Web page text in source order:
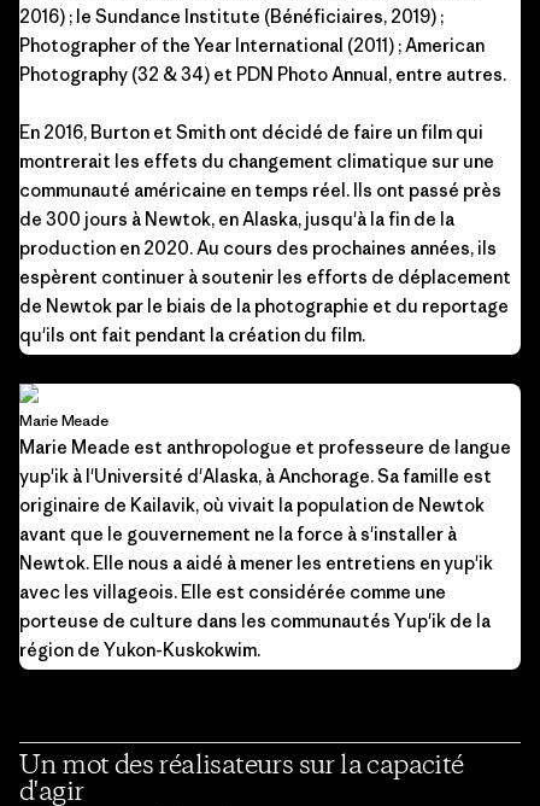
2016) ; le Sundance Institute (Bénéficiaires, 2019) ;
Photographer of the Year International (2011) ; American
Photography (32 & 34) et PDN Photo Annual, entre autres.
En 2016, Burton et Smith ont décidé de faire un film qui
montrerait les effets du changement climatique sur une
communauté américaine en temps réel. Ils ont passé près
de 300 jours à Newtok, en Alaska, jusqu'à la fin de la
production en 2020. Au cours des prochaines années, ils
espèrent continuer à soutenir les efforts de déplacement
de Newtok par le biais de la photographie et du reportage
qu'ils ont fait pendant la création du film.
Marie Meade
Marie Meade est anthropologue et professeure de langue
yup'ik à l'Université d'Alaska, à Anchorage. Sa famille est
originaire de Kailavik, où vivait la population de Newtok
avant que le gouvernement ne la force à s'installer à
Newtok. Elle nous a aidé à mener les entretiens en yup'ik
avec les villageois. Elle est considérée comme une
porteuse de culture dans les communautés Yup'ik de la
région de Yukon-Kuskokwim.
Un mot des réalisateurs sur la capacité
d'agir